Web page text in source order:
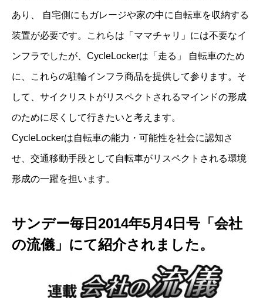
あり、 自宅側にもガレージや家の中に自転車を収納する
装置が必要です。これらは「ママチャリ」には不要なイ
ンフラでしたが、CycleLockerは「走る」 自転車のため
に、これらの駐輪インフラ商品を提供して参ります。そ
して、サイクリストがリスペクトされるマインドの形成
のために尽くして行きたいと考えます。
CycleLockerは自転車の能力・可能性を社会に認知さ
せ、交通移動手段として自転車がリスペクトされる環境
形成の一躍を担います。
サンデー毎日2014年5月4日号「会社
の流儀」にて紹介されました。